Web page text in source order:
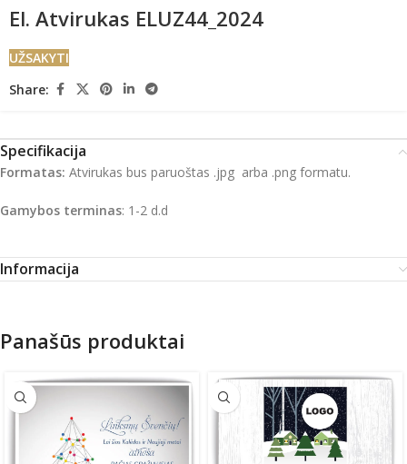
El. Atvirukas ELUZ44_2024
UŽSAKYTI
Share:
Specifikacija
Formatas: Atvirukas bus paruoštas .jpg arba .png formatu.
Gamybos terminas: 1-2 d.d
Informacija
Panašūs produktai